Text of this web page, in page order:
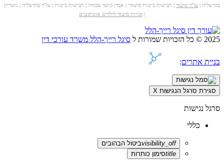
בהרצליה | עו"ד סיעוד | תביעות ביטוח סיעודי | אבדן כושר עבודה | תביעות ביטוח | עו"ד בהרצליה | נוטריון
| זכויות סיעוד לילדים אוטיסטים
2025 © כל הזכויות שמורות ל סיגל רייך-הלל משרד עורכי דין
בניית אתרים:
סגירת סרגל הנגישות X
סרגל נגישות
כללי
visibility_offביטול הבהובים
titleסימון כותרות